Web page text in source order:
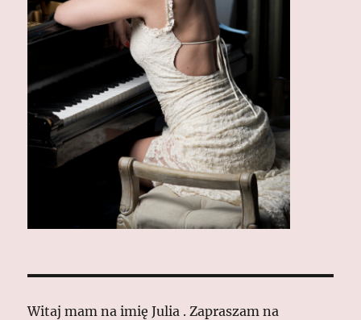
Witaj mam na imię Julia . Zapraszam na